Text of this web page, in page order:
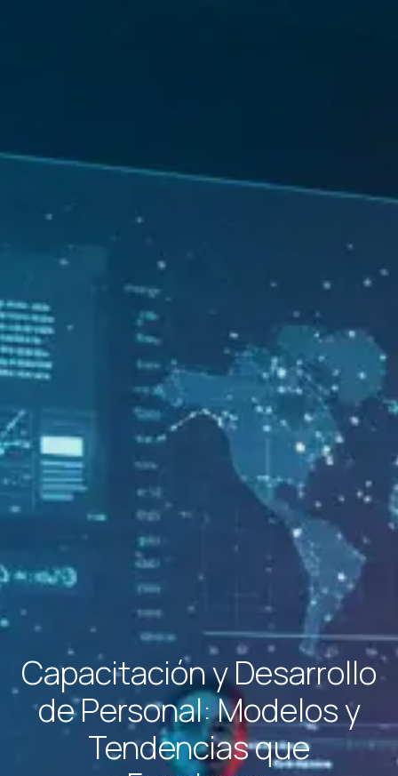
Capacitación y Desarrollo
de Personal: Modelos y
Tendencias que